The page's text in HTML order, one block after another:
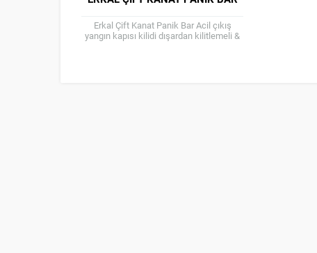
Erkal Çift Kanat Panik Bar Acil çıkış
yangın kapısı kilidi dışardan kilitlemeli &